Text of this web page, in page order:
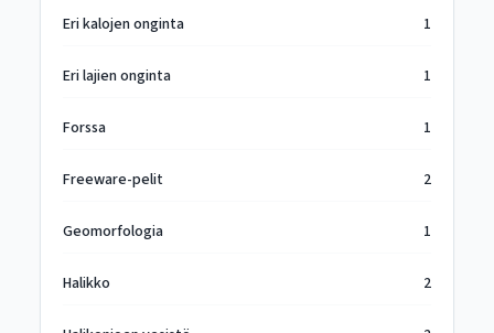
Eri kalojen onginta 1
Eri lajien onginta 1
Forssa 1
Freeware-pelit 2
Geomorfologia 1
Halikko 2